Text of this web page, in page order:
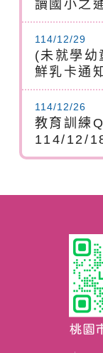
讀國小之
114/12/29
(未就學
鮮乳卡通
114/12/26
教育訓練
114/12/